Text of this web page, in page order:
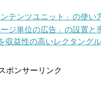
テンツユニット」の使い
ジ単位の広告」の設置と
収益性の高いレクタング
ポンサーリンク